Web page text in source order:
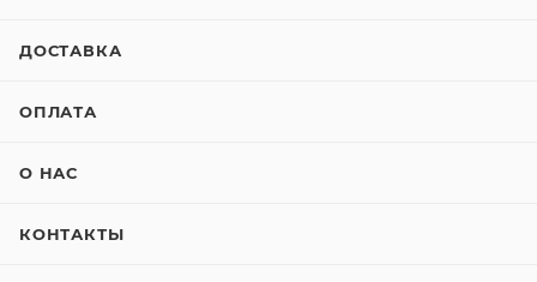
ДОСТАВКА
ОПЛАТА
О НАС
КОНТАКТЫ